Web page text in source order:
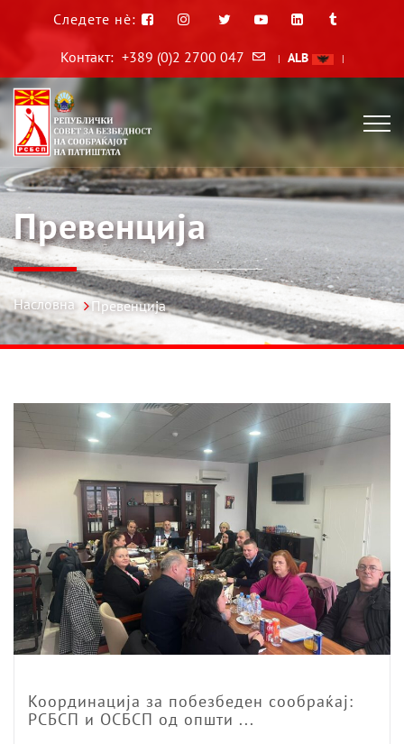
Следете нè:
Контакт: +389 (0)2 2700 047 | ALB |
Превенција
Насловна Превенција
Координација за побезбеден сообраќај:
РСБСП и ОСБСП од општи ...